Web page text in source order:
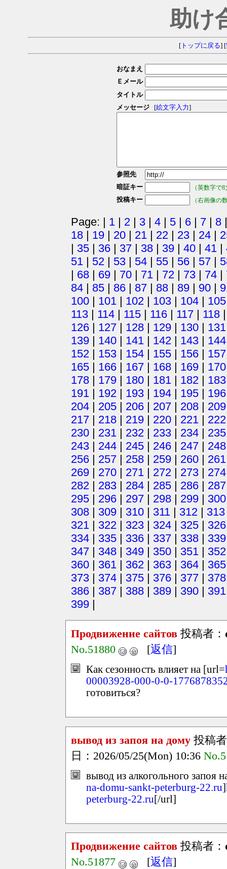
助け
[トップに戻る] [
おなまえ
Ｅメール
タイトル
メッセージ
[絵文字入力]
参照先
暗証キー
（英数字で
投稿キー （右画像の
Page: | 1 | 2 | 3 | 4 | 5 | 6 | 7 | 8
18 | 19 | 20 | 21 | 22 | 23 | 24 |
| 35 | 36 | 37 | 38 | 39 | 40 | 41 |
51 | 52 | 53 | 54 | 55 | 56 | 57 |
| 68 | 69 | 70 | 71 | 72 | 73 | 74 |
84 | 85 | 86 | 87 | 88 | 89 | 90 |
100 | 101 | 102 | 103 | 104 | 105
113 | 114 | 115 | 116 | 117 | 118
126 | 127 | 128 | 129 | 130 | 131
139 | 140 | 141 | 142 | 143 | 144
152 | 153 | 154 | 155 | 156 | 157
165 | 166 | 167 | 168 | 169 | 170
178 | 179 | 180 | 181 | 182 | 183
191 | 192 | 193 | 194 | 195 | 196
204 | 205 | 206 | 207 | 208 | 209
217 | 218 | 219 | 220 | 221 | 222
230 | 231 | 232 | 233 | 234 | 235
243 | 244 | 245 | 246 | 247 | 248
256 | 257 | 258 | 259 | 260 | 261
269 | 270 | 271 | 272 | 273 | 274
282 | 283 | 284 | 285 | 286 | 287
295 | 296 | 297 | 298 | 299 | 300
308 | 309 | 310 | 311 | 312 | 313
321 | 322 | 323 | 324 | 325 | 326
334 | 335 | 336 | 337 | 338 | 339
347 | 348 | 349 | 350 | 351 | 352
360 | 361 | 362 | 363 | 364 | 365
373 | 374 | 375 | 376 | 377 | 378
386 | 387 | 388 | 389 | 390 | 391
399 |
Продвижение сайтов 投稿者：
No.51880
[返信]
Как сезонность влияет на [url=
00003928-000-0-0-
готовиться?
вывод из запоя на дому 投稿
日：2026/05/25(Mon) 10:36
вывод из алкогольного запоя
na-domu-sankt-peterburg-22.ru]
peterburg-22.ru[/url]
Продвижение сайтов 投稿者：
No.51877
[返信]